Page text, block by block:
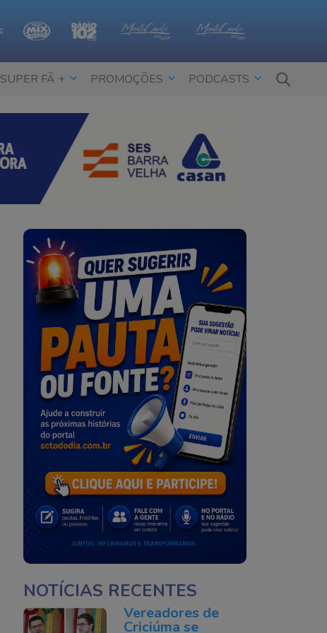
SUPER FÃ + PROMOÇÕES PODCASTS
NOTÍCIAS RECENTES
Vereadores de
Criciúma se